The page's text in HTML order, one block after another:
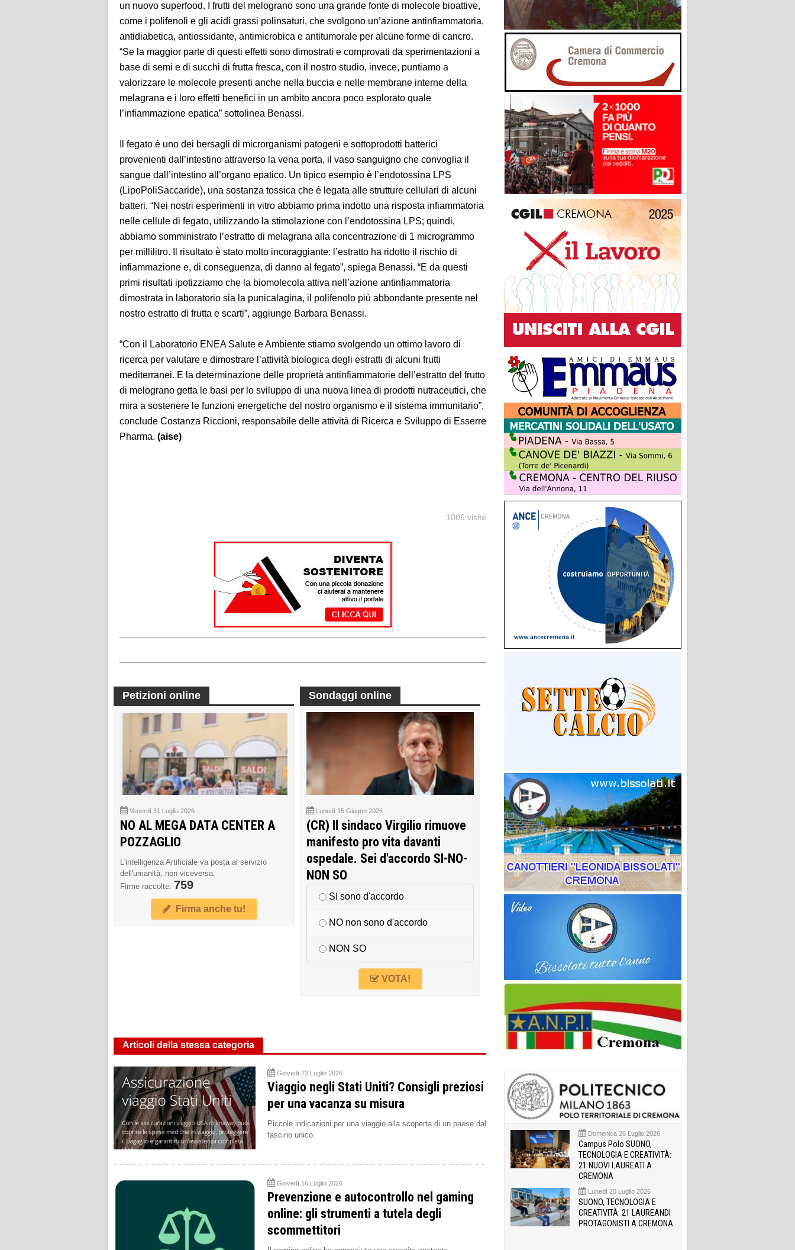
un nuovo superfood. I frutti del melograno sono una grande fonte di molecole bioattive,
come i polifenoli e gli acidi grassi polinsaturi, che svolgono un’azione antinfiammatoria,
antidiabetica, antiossidante, antimicrobica e antitumorale per alcune forme di cancro.
“Se la maggior parte di questi effetti sono dimostrati e comprovati da sperimentazioni a
base di semi e di succhi di frutta fresca, con il nostro studio, invece, puntiamo a
valorizzare le molecole presenti anche nella buccia e nelle membrane interne della
melagrana e i loro effetti benefici in un ambito ancora poco esplorato quale
l’infiammazione epatica” sottolinea Benassi.
Il fegato è uno dei bersagli di microrganismi patogeni e sottoprodotti batterici
provenienti dall’intestino attraverso la vena porta, il vaso sanguigno che convoglia il
sangue dall’intestino all’organo epatico. Un tipico esempio è l’endotossina LPS
(LipoPoliSaccaride), una sostanza tossica che è legata alle strutture cellulari di alcuni
batteri. “Nei nostri esperimenti in vitro abbiamo prima indotto una risposta infiammatoria
nelle cellule di fegato, utilizzando la stimolazione con l’endotossina LPS; quindi,
abbiamo somministrato l’estratto di melagrana alla concentrazione di 1 microgrammo
per millilitro. Il risultato è stato molto incoraggiante: l’estratto ha ridotto il rischio di
infiammazione e, di conseguenza, di danno al fegato”, spiega Benassi. “E da questi
primi risultati ipotizziamo che la biomolecola attiva nell’azione antinfiammatoria
dimostrata in laboratorio sia la punicalagina, il polifenolo più abbondante presente nel
nostro estratto di frutta e scarti”, aggiunge Barbara Benassi.
“Con il Laboratorio ENEA Salute e Ambiente stiamo svolgendo un ottimo lavoro di
ricerca per valutare e dimostrare l’attività biologica degli estratti di alcuni frutti
mediterranei. E la determinazione delle proprietà antinfiammatorie dell’estratto del frutto
di melograno getta le basi per lo sviluppo di una nuova linea di prodotti nutraceutici, che
mira a sostenere le funzioni energetiche del nostro organismo e il sistema immunitario”,
conclude Costanza Riccioni, responsabile delle attività di Ricerca e Sviluppo di Esserre
Pharma. (aise)
1006 visite
Petizioni online
Venerdì 31 Luglio 2026
NO AL MEGA DATA CENTER A
POZZAGLIO
L'intelligenza Artificiale va posta al servizio
dell'umanità, non viceversa.
Firme raccolte: 759
Firma anche tu!
Sondaggi online
Lunedì 15 Giugno 2026
(CR) Il sindaco Virgilio rimuove
manifesto pro vita davanti
ospedale. Sei d'accordo SI-NO-
NON SO
SI sono d'accordo
NO non sono d'accordo
NON SO
VOTA!
Articoli della stessa categoria
Giovedì 23 Luglio 2026
Viaggio negli Stati Uniti? Consigli preziosi
per una vacanza su misura
Piccole indicazioni per una viaggio alla scoperta di un paese dal
fascino unico
Giovedì 16 Luglio 2026
Prevenzione e autocontrollo nel gaming
online: gli strumenti a tutela degli
scommettitori
Domenica 26 Luglio 2026
Campus Polo SUONO,
TECNOLOGIA E CREATIVITÀ:
21 NUOVI LAUREATI A
CREMONA
Lunedì 20 Luglio 2026
SUONO, TECNOLOGIA E
CREATIVITÀ: 21 LAUREANDI
PROTAGONISTI A CREMONA